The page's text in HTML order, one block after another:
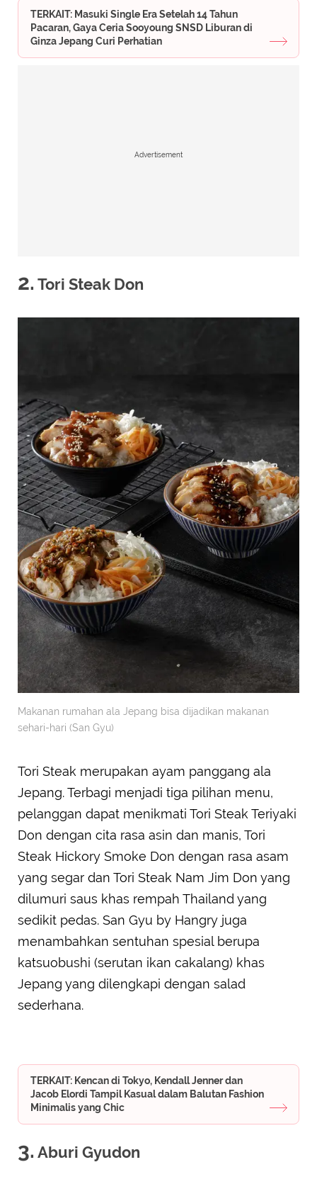
TERKAIT: Masuki Single Era Setelah 14 Tahun
Pacaran, Gaya Ceria Sooyoung SNSD Liburan di
Ginza Jepang Curi Perhatian
Advertisement
2. Tori Steak Don
Makanan rumahan ala Jepang bisa dijadikan makanan
sehari-hari (San Gyu)
Tori Steak merupakan ayam panggang ala
Jepang. Terbagi menjadi tiga pilihan menu,
pelanggan dapat menikmati Tori Steak Teriyaki
Don dengan cita rasa asin dan manis, Tori
Steak Hickory Smoke Don dengan rasa asam
yang segar dan Tori Steak Nam Jim Don yang
dilumuri saus khas rempah Thailand yang
sedikit pedas. San Gyu by Hangry juga
menambahkan sentuhan spesial berupa
katsuobushi (serutan ikan cakalang) khas
Jepang yang dilengkapi dengan salad
sederhana.
TERKAIT: Kencan di Tokyo, Kendall Jenner dan
Jacob Elordi Tampil Kasual dalam Balutan Fashion
Minimalis yang Chic
3. Aburi Gyudon